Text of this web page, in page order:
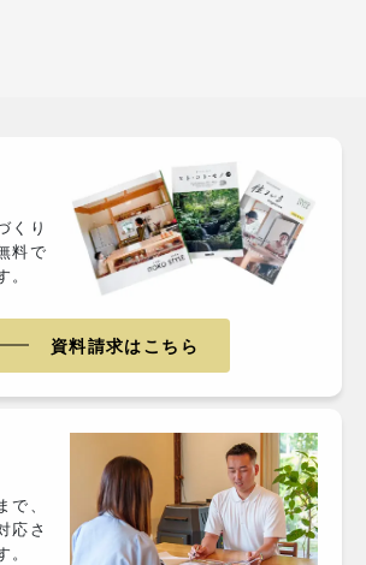
くり
料で
。
資料請求はこちら
で、
応さ
。